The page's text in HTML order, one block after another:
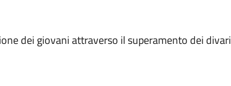
dei giovani attraverso il superamento dei divari